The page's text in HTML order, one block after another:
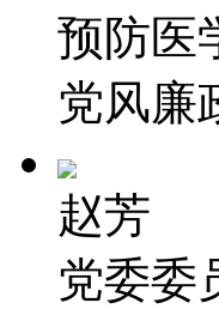
预防医
党风廉
赵芳
党委委